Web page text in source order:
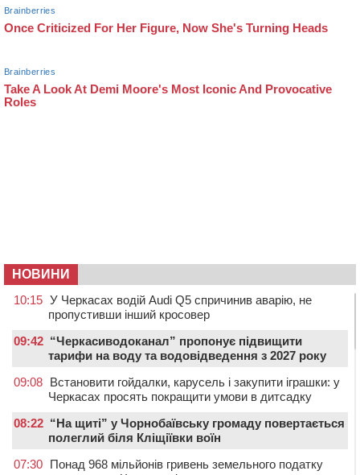
НОВИНИ
10:15 У Черкасах водій Audi Q5 спричинив аварію, не
пропустивши інший кросовер
09:42 “Черкасиводоканал” пропонує підвищити
тарифи на воду та водовідведення з 2027 року
09:08 Встановити гойдалки, карусель і закупити іграшки: у
Черкасах просять покращити умови в дитсадку
08:22 “На щиті” у Чорнобаївську громаду повертається
полеглий біля Кліщіївки воїн
07:30 Понад 968 мільйонів гривень земельного податку